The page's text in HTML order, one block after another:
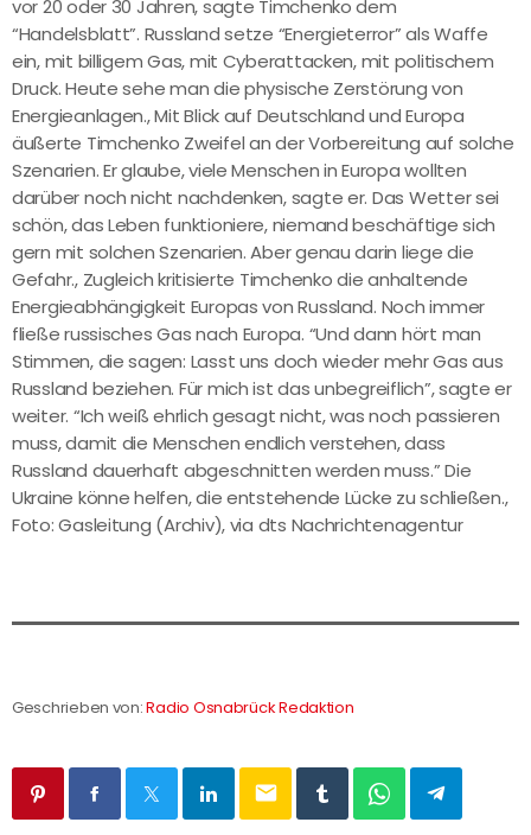
vor 20 oder 30 Jahren, sagte Timchenko dem
“Handelsblatt”. Russland setze “Energieterror” als Waffe
ein, mit billigem Gas, mit Cyberattacken, mit politischem
Druck. Heute sehe man die physische Zerstörung von
Energieanlagen., Mit Blick auf Deutschland und Europa
äußerte Timchenko Zweifel an der Vorbereitung auf solche
Szenarien. Er glaube, viele Menschen in Europa wollten
darüber noch nicht nachdenken, sagte er. Das Wetter sei
schön, das Leben funktioniere, niemand beschäftige sich
gern mit solchen Szenarien. Aber genau darin liege die
Gefahr., Zugleich kritisierte Timchenko die anhaltende
Energieabhängigkeit Europas von Russland. Noch immer
fließe russisches Gas nach Europa. “Und dann hört man
Stimmen, die sagen: Lasst uns doch wieder mehr Gas aus
Russland beziehen. Für mich ist das unbegreiflich”, sagte er
weiter. “Ich weiß ehrlich gesagt nicht, was noch passieren
muss, damit die Menschen endlich verstehen, dass
Russland dauerhaft abgeschnitten werden muss.” Die
Ukraine könne helfen, die entstehende Lücke zu schließen.,
Foto: Gasleitung (Archiv), via dts Nachrichtenagentur
Geschrieben von:Radio Osnabrück Redaktion
email